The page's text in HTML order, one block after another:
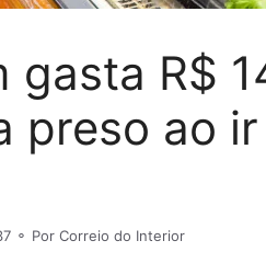
gasta R$
preso ao
⚬ Por Correio do Interior